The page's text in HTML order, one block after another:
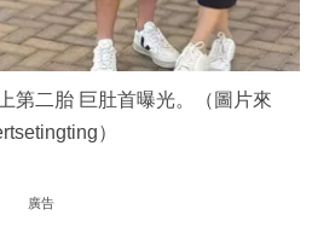
第二胎 巨肚首曝光。（圖片來
）
廣告